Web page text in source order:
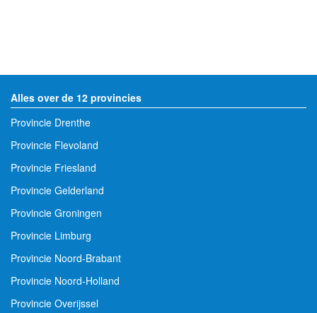
Alles over de 12 provincies
Provincie Drenthe
Provincie Flevoland
Provincie Friesland
Provincie Gelderland
Provincie Groningen
Provincie Limburg
Provincie Noord-Brabant
Provincie Noord-Holland
Provincie Overijssel